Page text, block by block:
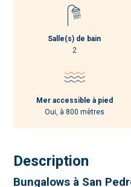
Salle(s) de bain
2
Mer accessible à pied
Oui, à 800 mètres
Description
Bungalows à San